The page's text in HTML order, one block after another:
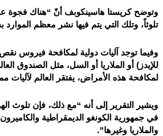
وتوضح كريستا هاسينكوبف أنّ “هناك فجوة
تلوثاً، وتلك التي يتم فيها نشر معظم
وفيما توجد آليات دولية لمكافحة فيروس
لمكافحة هذه الأمراض، يفتقر العالم لآليات
ويشير التقرير إلى أنه “مع ذلك، فإن تلوث
في جمهورية الكونغو الديمقراطية
والملاريا وغيرها”.